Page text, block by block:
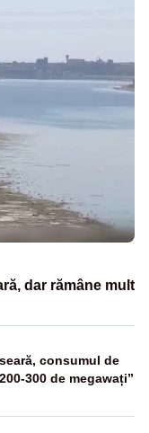
dar rămâne mult
consumul de
300 de megawați”